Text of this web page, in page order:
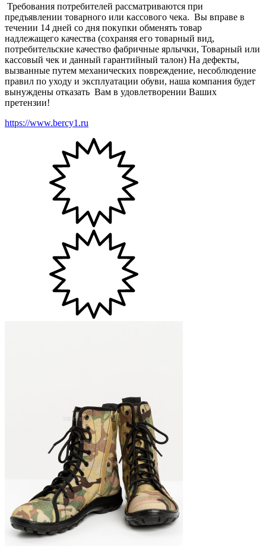
Требования потребителей рассматриваются при
предъявлении товарного или кассового чека. Вы вправе в
течении 14 дней со дня покупки обменять товар
надлежащего качества (сохраняя его товарный вид,
потребительские качество фабричные ярлычки, Товарный или
кассовый чек и данный гарантийный талон) На дефекты,
вызванные путем механических повреждение, несоблюдение
правил по уходу и эксплуатации обуви, наша компания будет
вынуждены отказать Вам в удовлетворении Ваших
претензии!
https://www.bercy1.ru